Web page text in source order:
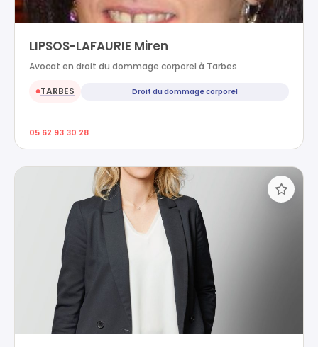
LIPSOS-LAFAURIE Miren
Avocat en droit du dommage corporel à Tarbes
●TARBES Droit du dommage corporel
05 62 93 30 28